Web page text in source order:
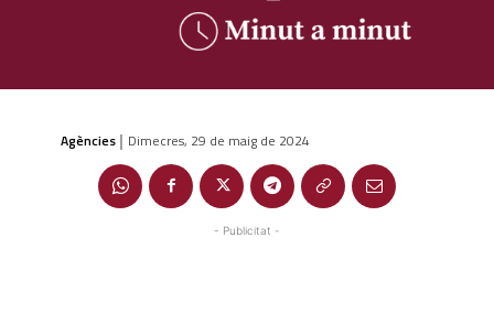
Agències | Dimecres, 29 de maig de 2024
- Publicitat -